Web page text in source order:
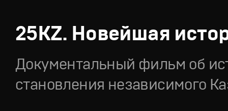
25KZ. Новейшая
Документальный фильм об
становления независимого